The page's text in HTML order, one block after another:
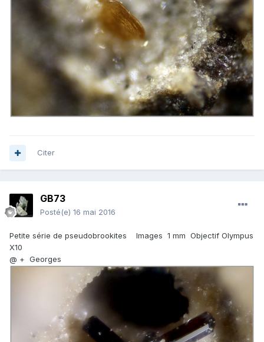
Citer
GB73
Posté(e) 16 mai 2016
Petite série de pseudobrookites Images 1 mm Objectif Olympus
X10
@ + Georges